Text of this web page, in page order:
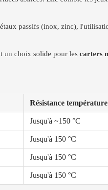
passifs (inox, zinc),
un choix solide pour les carters
Résistance température
Jusqu'à ~150 °C
Jusqu'à 150 °C
Jusqu'à 150 °C
Jusqu'à 150 °C